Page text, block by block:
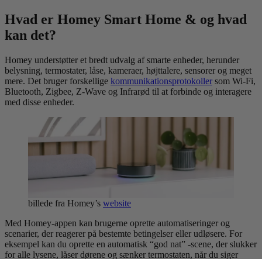
Hvad er Homey Smart Home & og hvad
kan det?
Homey understøtter et bredt udvalg af smarte enheder, herunder
belysning, termostater, låse, kameraer, højttalere, sensorer og meget
mere. Det bruger forskellige kommunikationsprotokoller som Wi-Fi,
Bluetooth, Zigbee, Z-Wave og Infrarød til at forbinde og interagere
med disse enheder.
billede fra Homey’s website
Med Homey-appen kan brugerne oprette automatiseringer og
scenarier, der reagerer på bestemte betingelser eller udløsere. For
eksempel kan du oprette en automatisk “god nat” -scene, der slukker
for alle lysene, låser dørene og sænker termostaten, når du siger